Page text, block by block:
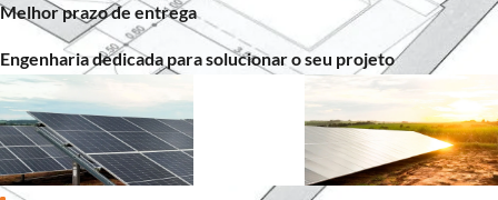
Melhor prazo de entrega
Engenharia dedicada para solucionar o seu projeto